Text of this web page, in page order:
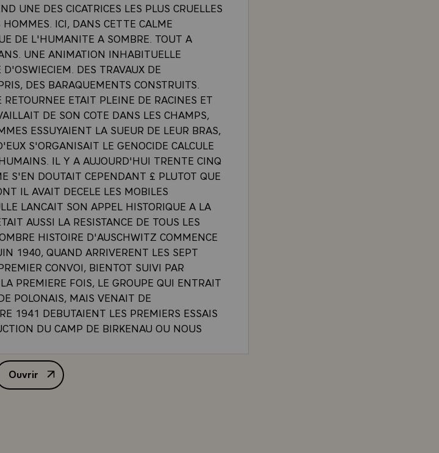
UNE DES CICATRICES LES PLUS CRUELLES
ICI, DANS CETTE CALME
DE L'HUMANITE A SOMBRE. TOUT A
UNE ANIMATION INHABITUELLE
DES TRAVAUX DE
DES BARAQUEMENTS CONSTRUITS.
ETAIT PLEINE DE RACINES ET
DE SON COTE DANS LES CHAMPS,
ESSUYAIENT LA SUEUR DE LEUR BRAS,
S'ORGANISAIT LE GENOCIDE CALCULE
IL Y A AUJOURD'HUI TRENTE CINQ
S'EN DOUTAIT CEPENDANT £ PLUTOT QUE
IL AVAIT DECELE LES MOBILES
LANCAIT SON APPEL HISTORIQUE A LA
AUSSI LA RESISTANCE DE TOUS LES
HISTOIRE D'AUSCHWITZ COMMENCE
1940, QUAND ARRIVERENT LES SEPT
CONVOI, BIENTOT SUIVI PAR
PREMIERE FOIS, LE GROUPE QUI ENTRAIT
POLONAIS, MAIS VENAIT DE
1941 DEBUTAIENT LES PREMIERS ESSAIS
DU CAMP DE BIRKENAU OU NOUS
LEUR CARGAISON DE DEPORTES, EN
: 110 000 FRANCAIS DONT 48 000
NOUS LES AVONS VU PARTIR £ JE
Ouvrir
ALLOCUTION DE M. VALERY GISCARD D'ESTAING PRONONCEE A L'OCCASION